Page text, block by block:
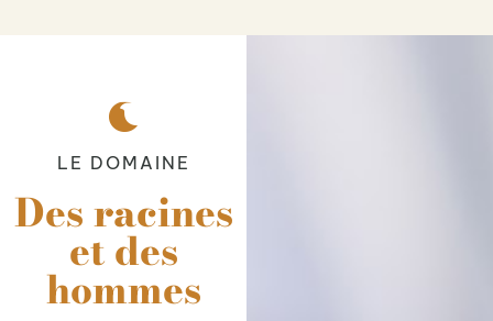
LE DOMAINE
Des racines
et des
hommes